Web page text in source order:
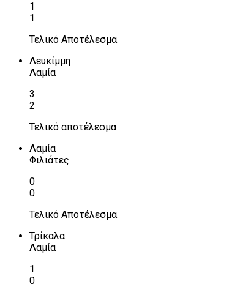
1
1
Τελικό Αποτέλεσμα
Λευκίμμη
Λαμία
3
2
Τελικό αποτέλεσμα
Λαμία
Φιλιάτες
0
0
Τελικό Αποτέλεσμα
Τρίκαλα
Λαμία
1
0